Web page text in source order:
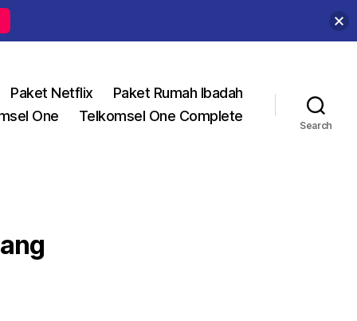
Paket Netflix
Paket Rumah Ibadah
One
Telkomsel One Complete
Search